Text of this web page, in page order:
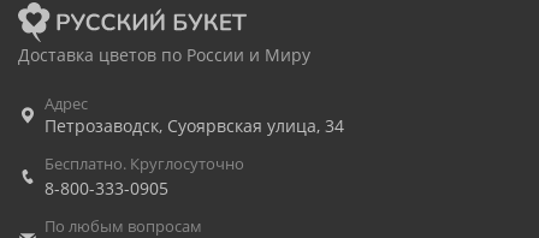
Доставка цветов по России и Миру
Адрес
Петрозаводск, Суоярвская улица, 34
Бесплатно. Круглосуточно
8-800-333-0905
По любым вопросам